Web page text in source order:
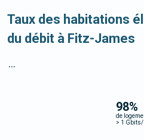
Taux des habitations
du débit à Fitz-James
98%
de
> 1
...